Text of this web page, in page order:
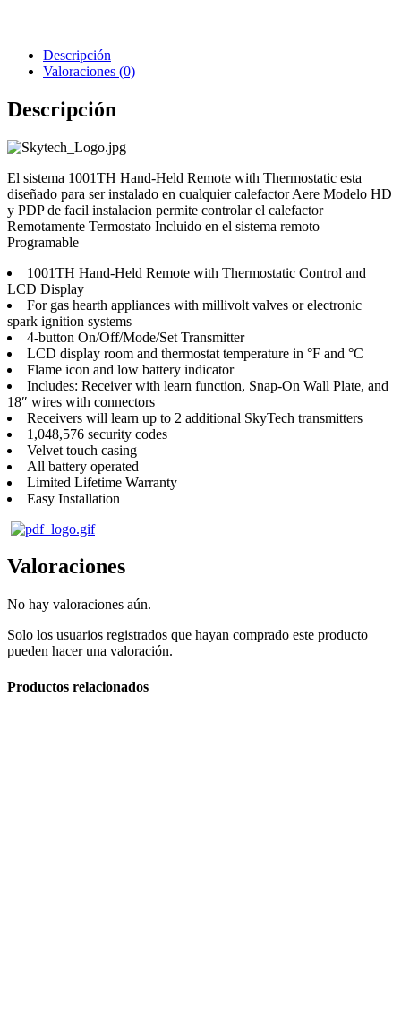
Griferia Acero Inoxidable
Cavas de Vino
Descripción
Valoraciones (0)
Descripción
El sistema 1001TH Hand-Held Remote with Thermostatic esta
diseñado para ser instalado en cualquier calefactor Aere Modelo HD
y PDP de facil instalacion permite controlar el calefactor
Remotamente Termostato Incluido en el sistema remoto
Programable
1001TH Hand-Held Remote with Thermostatic Control and
LCD Display
For gas hearth appliances with millivolt valves or electronic
spark ignition systems
4-button On/Off/Mode/Set Transmitter
LCD display room and thermostat temperature in °F and °C
Flame icon and low battery indicator
Includes: Receiver with learn function, Snap-On Wall Plate, and
18″ wires with connectors
Receivers will learn up to 2 additional SkyTech transmitters
1,048,576 security codes
Velvet touch casing
All battery operated
Limited Lifetime Warranty
Easy Installation
Valoraciones
No hay valoraciones aún.
Solo los usuarios registrados que hayan comprado este producto
pueden hacer una valoración.
Productos relacionados